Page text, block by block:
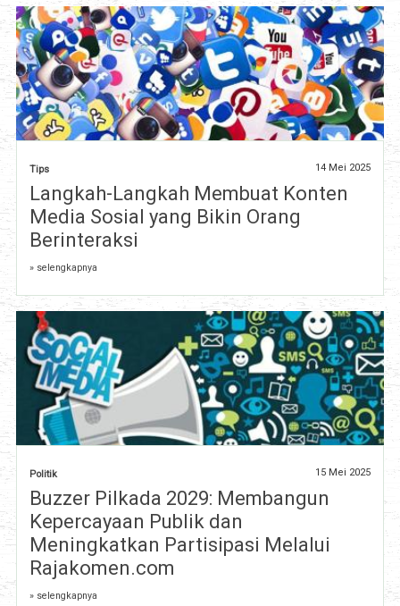
Tips 14 Mei 2025
Langkah-Langkah Membuat Konten
Media Sosial yang Bikin Orang
Berinteraksi
» selengkapnya
Politik 15 Mei 2025
Buzzer Pilkada 2029: Membangun
Kepercayaan Publik dan
Meningkatkan Partisipasi Melalui
Rajakomen.com
» selengkapnya